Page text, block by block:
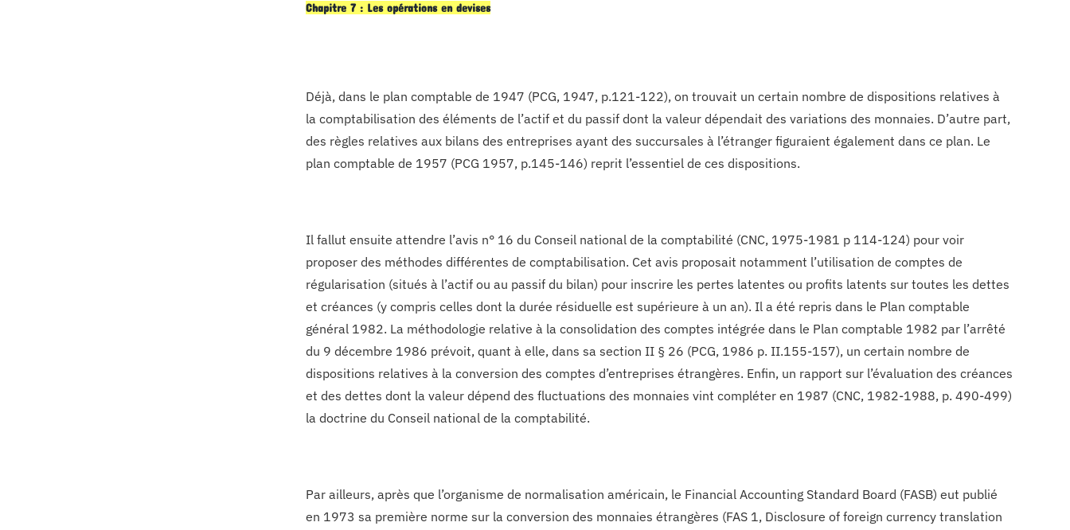
Chapitre 7 : Les opérations en devises
Déjà, dans le plan comptable de 1947 (PCG, 1947, p.121-122), on trouvait un certain nombre de dispositions relatives à
la comptabilisation des éléments de l’actif et du passif dont la valeur dépendait des variations des monnaies. D’autre part,
des règles relatives aux bilans des entreprises ayant des succursales à l’étranger figuraient également dans ce plan. Le
plan comptable de 1957 (PCG 1957, p.145-146) reprit l’essentiel de ces dispositions.
Il fallut ensuite attendre l’avis n° 16 du Conseil national de la comptabilité (CNC, 1975-1981 p 114-124) pour voir
proposer des méthodes différentes de comptabilisation. Cet avis proposait notamment l’utilisation de comptes de
régularisation (situés à l’actif ou au passif du bilan) pour inscrire les pertes latentes ou profits latents sur toutes les dettes
et créances (y compris celles dont la durée résiduelle est supérieure à un an). Il a été repris dans le Plan comptable
général 1982. La méthodologie relative à la consolidation des comptes intégrée dans le Plan comptable 1982 par l’arrêté
du 9 décembre 1986 prévoit, quant à elle, dans sa section II § 26 (PCG, 1986 p. II.155-157), un certain nombre de
dispositions relatives à la conversion des comptes d’entreprises étrangères. Enfin, un rapport sur l’évaluation des créances
et des dettes dont la valeur dépend des fluctuations des monnaies vint compléter en 1987 (CNC, 1982-1988, p. 490-499)
la doctrine du Conseil national de la comptabilité.
Par ailleurs, après que l’organisme de normalisation américain, le Financial Accounting Standard Board (FASB) eut publié
en 1973 sa première norme sur la conversion des monnaies étrangères (FAS 1, Disclosure of foreign currency translation